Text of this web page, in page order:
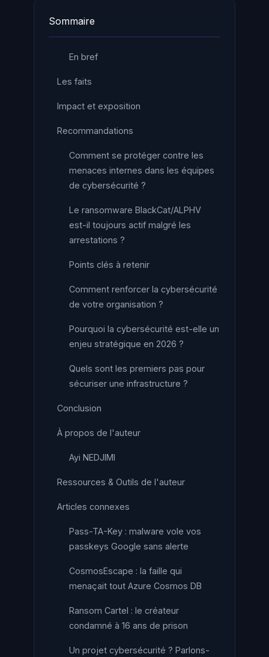
Sommaire
En bref
Les faits
Impact et exposition
Recommandations
Comment se protéger contre les
menaces internes dans les équipes
de cybersécurité ?
Le ransomware BlackCat/ALPHV
est-il toujours actif malgré les
arrestations ?
Points clés à retenir
Comment renforcer la cybersécurité
de votre organisation ?
Pourquoi la cybersécurité est-elle un
enjeu stratégique en 2026 ?
Quels sont les premiers pas pour
sécuriser une infrastructure ?
Conclusion
À propos de l'auteur
Ayi NEDJIMI
Ressources & Outils de l'auteur
Articles connexes
Pass-TA-Key : malware vole vos
passkeys Google sans alerte
CosmosEscape : la faille qui
menaçait tout Azure Cosmos DB
Ransom Cartel : le créateur
condamné à 16 ans de prison
Un projet cybersécurité ? Parlons-